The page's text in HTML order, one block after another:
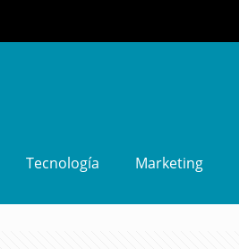
Tecnología Marketing